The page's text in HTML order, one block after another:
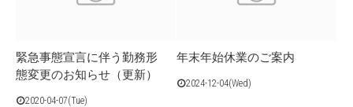
緊急事態宣言に伴う勤務形
態変更のお知らせ（更新）
2020-04-07(Tue)
年末年始休業のご案内
2024-12-04(Wed)